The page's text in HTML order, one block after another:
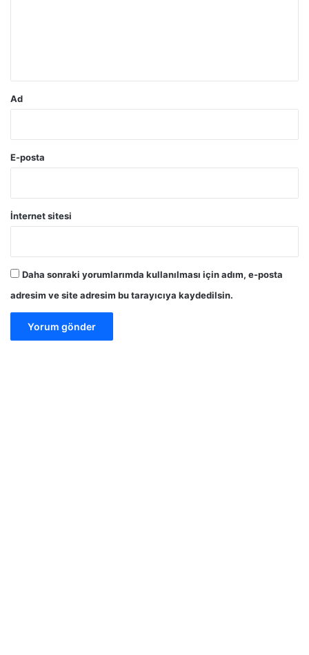
Ad
E-posta
İnternet sitesi
Daha sonraki yorumlarımda kullanılması için adım, e-posta
adresim ve site adresim bu tarayıcıya kaydedilsin.